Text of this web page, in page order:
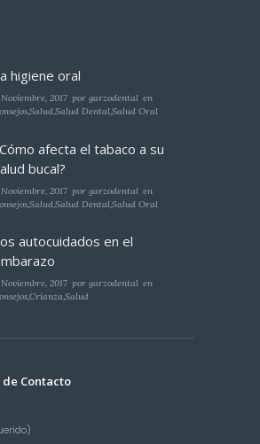
higiene oral
2017 porgarzodental en
,Salud,Salud Dental,Salud Oral
afecta el tabaco a su
bucal?
2017 porgarzodental en
,Salud,Salud Dental,Salud Oral
autocuidados en el
2017 porgarzodental en
,Crianza,Salud
Contacto